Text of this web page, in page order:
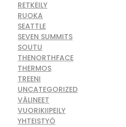
RETKEILY
RUOKA
SEATTLE
SEVEN SUMMITS
SOUTU
THENORTHFACE
THERMOS
TREENI
UNCATEGORIZED
VÄLINEET
VUORIKIIPEILY
YHTEISTYÖ